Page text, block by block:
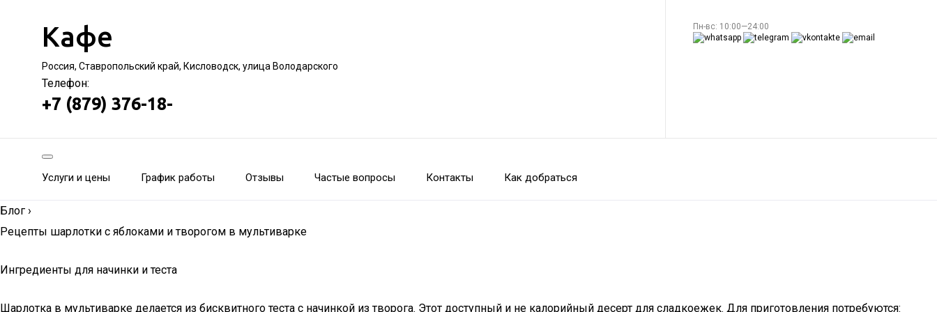
Кафе
Россия, Ставропольский край, Кисловодск, улица Володарского
Телефон:
+7 (879) 376-18-
Пн-вс: 10:00—24:00
Услуги и цены График работы Отзывы Частые вопросы Контакты Как добраться
Блог ›
Рецепты шарлотки с яблоками и творогом в мультиварке
Ингредиенты для начинки и теста
Шарлотка в мультиварке делается из бисквитного теста с начинкой из творога. Этот доступный и не калорийный десерт для сладкоежек. Для приготовления потребуются: